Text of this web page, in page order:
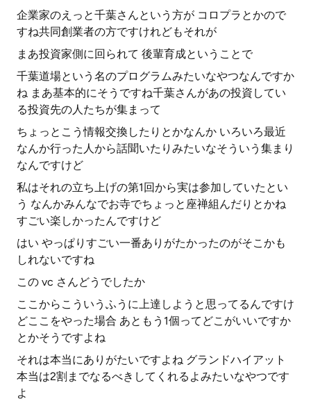
企業家のえっと千葉さんという方が コロプラとかので
すね共同創業者の方ですけれどもそれが
まあ投資家側に回られて 後輩育成ということで
千葉道場という名のプログラムみたいなやつなんですか
ね まあ基本的にそうですね千葉さんがあの投資してい
る投資先の人たちが集まって
ちょっとこう情報交換したりとかなんか いろいろ最近
なんか行った人から話聞いたりみたいなそういう集まり
なんですけど
私はそれの立ち上げの第1回から実は参加していたとい
う なんかみんなでお寺でちょっと座禅組んだりとかね
すごい楽しかったんですけど
はい やっぱりすごい一番ありがたかったのがそこかも
しれないですね
この vc さんどうでしたか
ここからこういうふうに上達しようと思ってるんですけ
どここをやった場合 あともう1個ってどこがいいですか
とかそうですよね
それは本当にありがたいですよね グランドハイアット
本当は2割までなるべきしてくれるよみたいなやつです
よ